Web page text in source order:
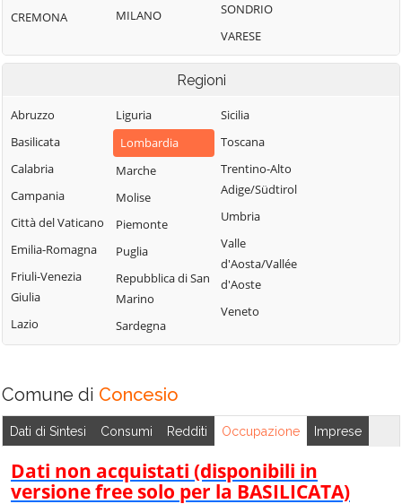
Berlingo
Berzo Inferiore
Bione
Borgo San
Giacomo
Borgosatollo
Borno
Botticino
Bovegno
Bovezzo
Brandico
Brione
Caino
Calcinato
Irma
Isorella
Leno
Limone sul Garda
Lodrino
Lograto
Lonato del Garda
Longhena
Losine
Lozio
Lumezzane
Magasa
Mairano
Malegno
Malonno
Manerba del
Preseglie
Prevalle
Provaglio d'Iseo
Sabbia
Puegnago del
Garda
Quinzano d'Oglio
Remedello
Rezzato
Roccafranca
Roncadelle
Sabbio Chiese
Salò
CREMONA
MILANO
SONDRIO
VARESE
Regioni
Abruzzo
Basilicata
Calabria
Campania
Città del Vaticano
Emilia-Romagna
Friuli-Venezia
Giulia
Lazio
Liguria
Lombardia
Marche
Molise
Piemonte
Puglia
Repubblica di San
Marino
Sardegna
Sicilia
Toscana
Trentino-Alto
Adige/Südtirol
Umbria
Valle
d'Aosta/Vallée
d'Aoste
Veneto
Comune di Concesio
Dati di Sintesi Consumi Redditi Occupazione Imprese
Dati non acquistati (disponibili in
versione free solo per la BASILICATA)